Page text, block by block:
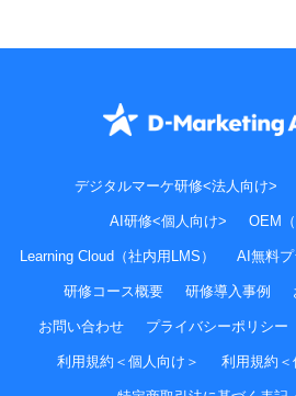
デジタルマーケ研修<法人向け>
AI研修<個人向け> OEM
Learning Cloud（社内用LMS） AI無料プ
研修コース概要 研修導入事例
お問い合わせ プライバシーポリシー
利用規約＜個人向け＞ 利用規約＜